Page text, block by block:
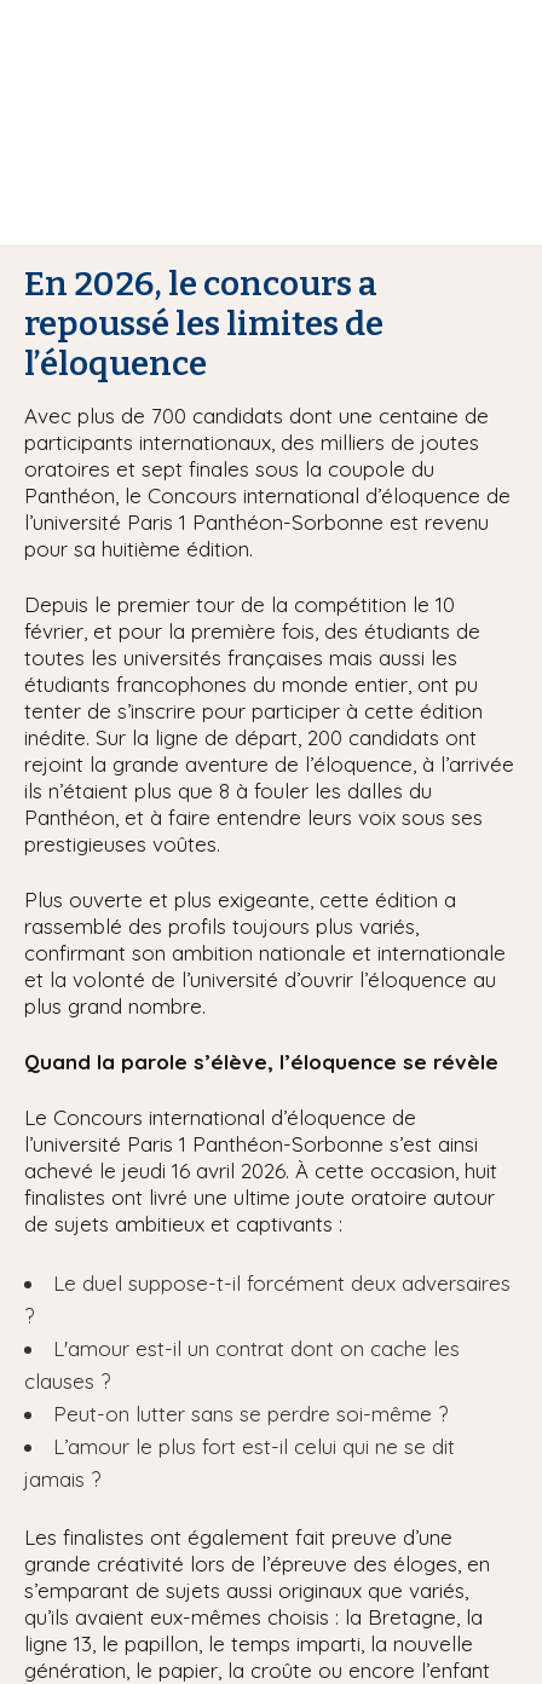
En 2026, le concours a
repoussé les limites de
l’éloquence
Avec plus de 700 candidats dont une centaine de
participants internationaux, des milliers de joutes
oratoires et sept finales sous la coupole du
Panthéon, le Concours international d’éloquence de
l’université Paris 1 Panthéon-Sorbonne est revenu
pour sa huitième édition.
Depuis le premier tour de la compétition le 10
février, et pour la première fois, des étudiants de
toutes les universités françaises mais aussi les
étudiants francophones du monde entier, ont pu
tenter de s’inscrire pour participer à cette édition
inédite. Sur la ligne de départ, 200 candidats ont
rejoint la grande aventure de l’éloquence, à l’arrivée
ils n’étaient plus que 8 à fouler les dalles du
Panthéon, et à faire entendre leurs voix sous ses
prestigieuses voûtes.
Plus ouverte et plus exigeante, cette édition a
rassemblé des profils toujours plus variés,
confirmant son ambition nationale et internationale
et la volonté de l’université d’ouvrir l’éloquence au
plus grand nombre.
Quand la parole s’élève, l’éloquence se révèle
Le Concours international d’éloquence de
l’université Paris 1 Panthéon-Sorbonne s’est ainsi
achevé le jeudi 16 avril 2026. À cette occasion, huit
finalistes ont livré une ultime joute oratoire autour
de sujets ambitieux et captivants :
Le duel suppose-t-il forcément deux adversaires
?
L'amour est-il un contrat dont on cache les
clauses ?
Peut-on lutter sans se perdre soi-même ?
L’amour le plus fort est-il celui qui ne se dit
jamais ?
Les finalistes ont également fait preuve d’une
grande créativité lors de l’épreuve des éloges, en
s’emparant de sujets aussi originaux que variés,
qu’ils avaient eux-mêmes choisis : la Bretagne, la
ligne 13, le papillon, le temps imparti, la nouvelle
génération, le papier, la croûte ou encore l’enfant